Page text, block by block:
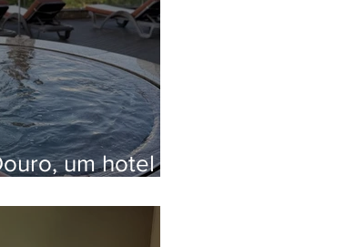
um hotel